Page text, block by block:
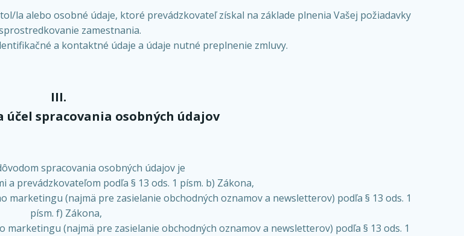
la alebo osobné údaje, ktoré prevádzkovateľ získal na základe plnenia Vašej požiadavky
zamestnania.
a kontaktné údaje a údaje nutné preplnenie zmluvy.
III.
účel spracovania osobných údajov
spracovania osobných údajov je
a prevádzkovateľom podľa § 13 ods. 1 písm. b) Zákona,
(najmä pre zasielanie obchodných oznamov a newsletterov) podľa § 13 ods. 1
písm. f) Zákona,
(najmä pre zasielanie obchodných oznamov a newsletterov) podľa § 13 ods. 1